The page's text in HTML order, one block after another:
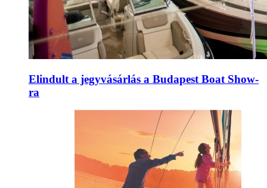
Elindult a jegyvásárlás a Budapest Boat Show-
ra